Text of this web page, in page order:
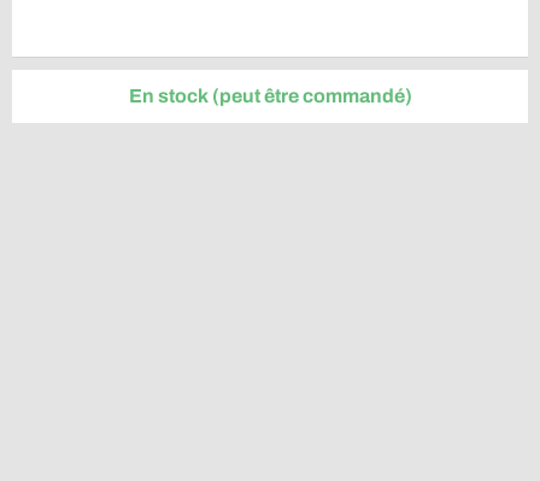
En stock (peut être commandé)